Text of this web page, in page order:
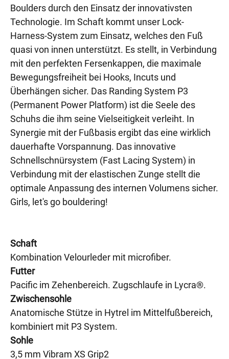
Boulders durch den Einsatz der innovativsten
Technologie. Im Schaft kommt unser Lock-
Harness-System zum Einsatz, welches den Fuß
quasi von innen unterstützt. Es stellt, in Verbindung
mit den perfekten Fersenkappen, die maximale
Bewegungsfreiheit bei Hooks, Incuts und
Überhängen sicher. Das Randing System P3
(Permanent Power Platform) ist die Seele des
Schuhs die ihm seine Vielseitigkeit verleiht. In
Synergie mit der Fußbasis ergibt das eine wirklich
dauerhafte Vorspannung. Das innovative
Schnellschnürsystem (Fast Lacing System) in
Verbindung mit der elastischen Zunge stellt die
optimale Anpassung des internen Volumens sicher.
Girls, let's go bouldering!
Schaft
Kombination Velourleder mit microfiber.
Futter
Pacific im Zehenbereich. Zugschlaufe in Lycra®.
Zwischensohle
Anatomische Stütze in Hytrel im Mittelfußbereich,
kombiniert mit P3 System.
Sohle
3,5 mm Vibram XS Grip2